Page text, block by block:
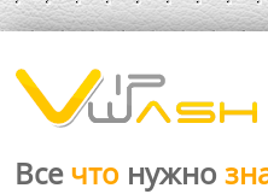
Все что нужно